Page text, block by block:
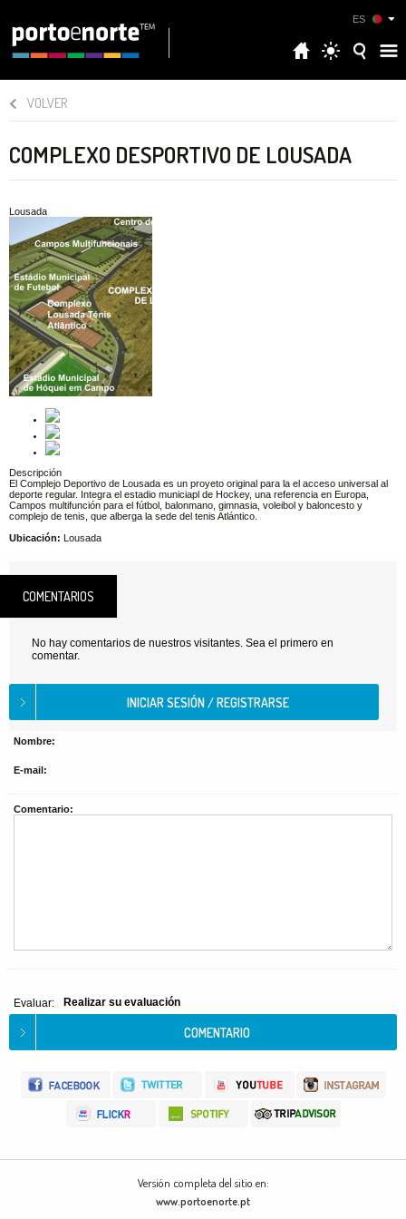
ES
VOLVER
COMPLEXO DESPORTIVO DE LOUSADA
Lousada
Descripción
El Complejo Deportivo de Lousada es un proyeto original para la el acceso universal al
deporte regular. Integra el estadio municiapl de Hockey, una referencia en Europa,
Campos multifunción para el fútbol, balonmano, gimnasia, voleibol y baloncesto y
complejo de tenis, que alberga la sede del tenis Atlántico.
Ubicación: Lousada
COMENTARIOS
No hay comentarios de nuestros visitantes. Sea el primero en
comentar.
Nombre:
E-mail:
Comentario:
Evaluar: Realizar su evaluación
Versión completa del sitio en:
www.portoenorte.pt